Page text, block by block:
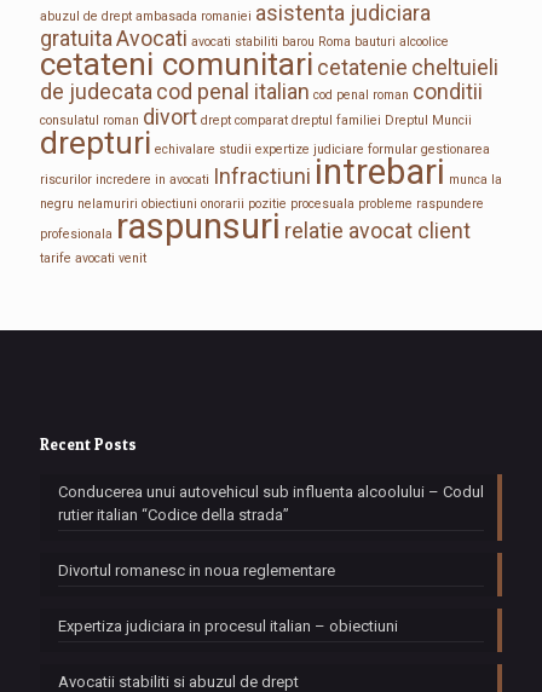
abuzul de drept ambasada romaniei asistenta judiciara
gratuitaAvocati avocati stabiliti barou Roma bauturi alcoolice
cetateni comunitari cetatenie cheltuieli
de judecata cod penal italian cod penal roman conditii
consulatul roman divort drept comparat dreptul familiei Dreptul Muncii
drepturi echivalare studii expertize judiciare formular gestionarea
riscurilor incredere in avocati Infractiuni intrebari munca la
negru nelamuriri obiectiuni onorarii pozitie procesuala probleme raspundere
profesionala raspunsuri relatie avocat client
tarife avocati venit
Recent Posts
Conducerea unui autovehicul sub influenta alcoolului – Codul
rutier italian “Codice della strada”
Divortul romanesc in noua reglementare
Expertiza judiciara in procesul italian – obiectiuni
Avocatii stabiliti si abuzul de drept